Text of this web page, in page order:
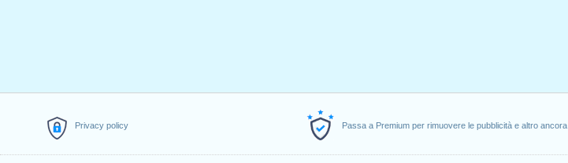
Privacy policy Passa a Premium per rimuovere le pubblicità e altro ancora